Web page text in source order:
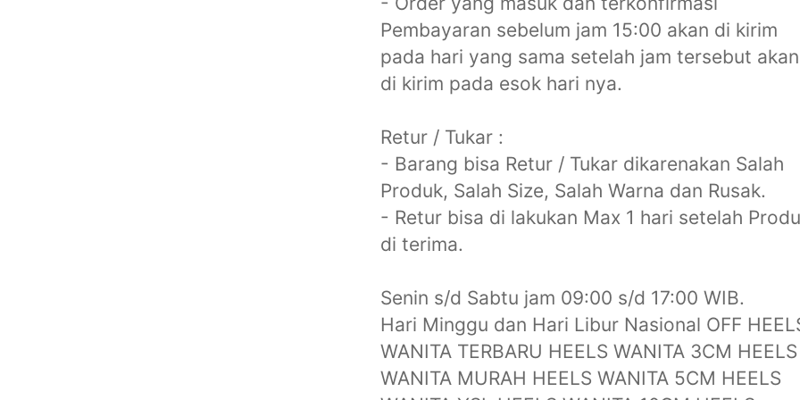
Pembayaran sebelum jam 15:00 akan di kirim
pada hari yang sama setelah jam tersebut akan
di kirim pada esok hari nya.
Retur / Tukar :
- Barang bisa Retur / Tukar dikarenakan Salah
Produk, Salah Size, Salah Warna dan Rusak.
- Retur bisa di lakukan Max 1 hari setelah
di terima.
Senin s/d Sabtu jam 09:00 s/d 17:00 WIB.
Hari Minggu dan Hari Libur Nasional OFF
WANITA TERBARU HEELS WANITA 3CM HEELS
WANITA MURAH HEELS WANITA 5CM HEELS